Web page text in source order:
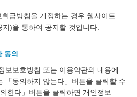
급방침을 개정하는 경우 웹사이트
)을 통하여 공지할 것입니다.
동의
보보호방침 또는 이용약관의 내용에
「동의하지 않는다」버튼을 클릭할 수
한다」버튼을 클릭하면 개인정보